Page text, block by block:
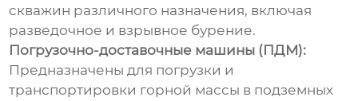
скважин различного назначения, включая
разведочное и взрывное бурение.
Погрузочно-доставочные машины (ПДМ):
Предназначены для погрузки и
транспортировки горной массы в подземных